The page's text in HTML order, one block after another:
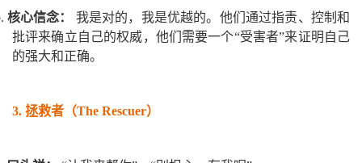
核心信念：
我是对的，我是优越的。他们通过指责、控制和
批评来确立自己的权威，他们需要一个“受害者”来证明自己
的强大和正确。
3. 拯救者（The Rescuer）